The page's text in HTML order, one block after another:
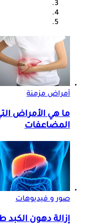
أمراض مزمنة
ما هي الأمراض
المضاعفات
صور و فيديوهات